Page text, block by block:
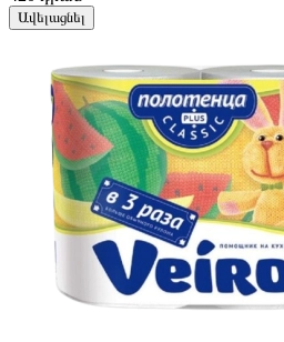
Ավելացնել